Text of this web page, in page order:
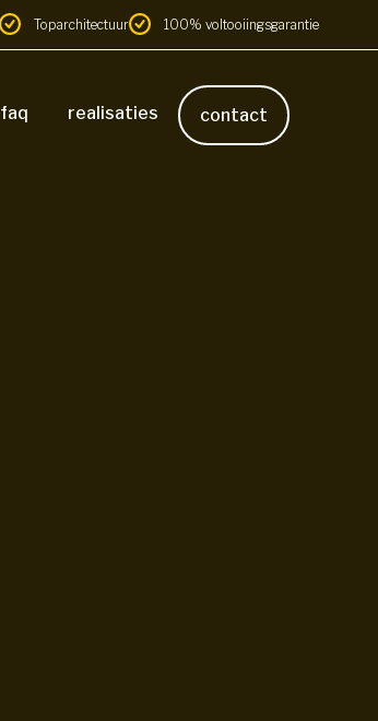
Toparchitectuur 100% voltooiingsgarantie
faq realisaties contact